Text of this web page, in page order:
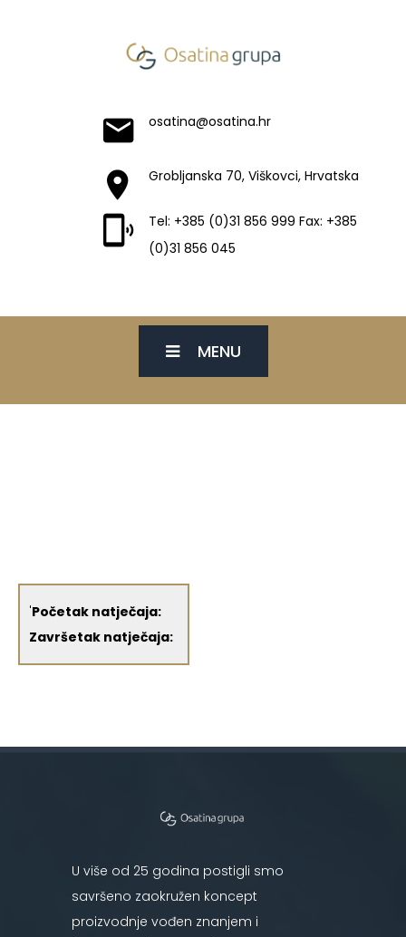
osatina@osatina.hr
Grobljanska 70, Viškovci, Hrvatska
Tel: +385 (0)31 856 999 Fax: +385
(0)31 856 045
MENU
'Početak natječaja:
Završetak natječaja:
U više od 25 godina postigli smo
savršeno zaokružen koncept
proizvodnje vođen znanjem i